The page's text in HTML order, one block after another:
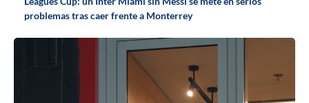
problemas tras caer frente a Monterrey